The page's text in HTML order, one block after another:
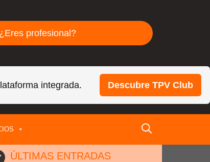
¿Eres profesional?
integrada. Descubre TPV Club
ÚLTIMAS ENTRADAS